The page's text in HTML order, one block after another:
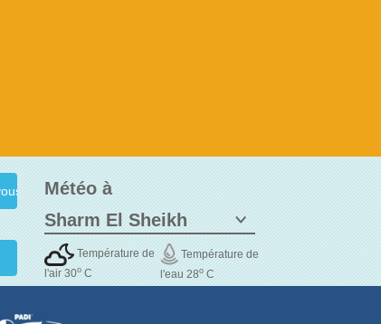
Météo à
Température de
l'air 30o C
Température de
l'eau 28oC